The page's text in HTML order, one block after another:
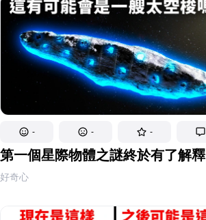
- - -
第一個星際物體之謎終於有了解釋
好奇心